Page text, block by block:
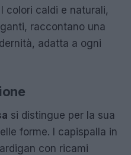
colori caldi e naturali,
raccontano una
adatta a ogni
si distingue per la sua
forme. I capispalla in
con ricami